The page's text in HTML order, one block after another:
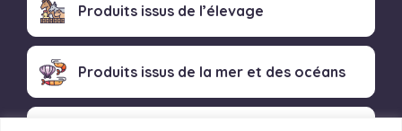
Produits issus de l’élevage
Produits issus de la mer et des océans